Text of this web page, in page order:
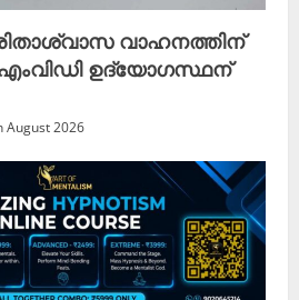
വാഹനത്തിന്
എംവിഡി ഉദ്യോഗസ്ഥന്
August 2026